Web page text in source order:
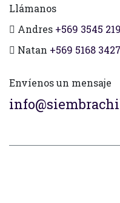
Llámanos
Andres +569 3545
Natan +569 5168 3427
Envíenos un mensaje